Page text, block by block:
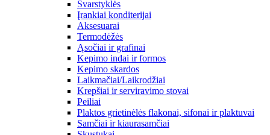
Svarstyklės
Įrankiai konditerijai
Aksesuarai
Termodėžės
Ąsočiai ir grafinai
Kepimo indai ir formos
Kepimo skardos
Laikmačiai/Laikrodžiai
Krepšiai ir serviravimo stovai
Peiliai
Plaktos grietinėlės flakonai, sifonai ir plaktuvai
Samčiai ir kiaurasamčiai